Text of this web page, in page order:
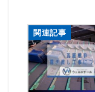
関連記事